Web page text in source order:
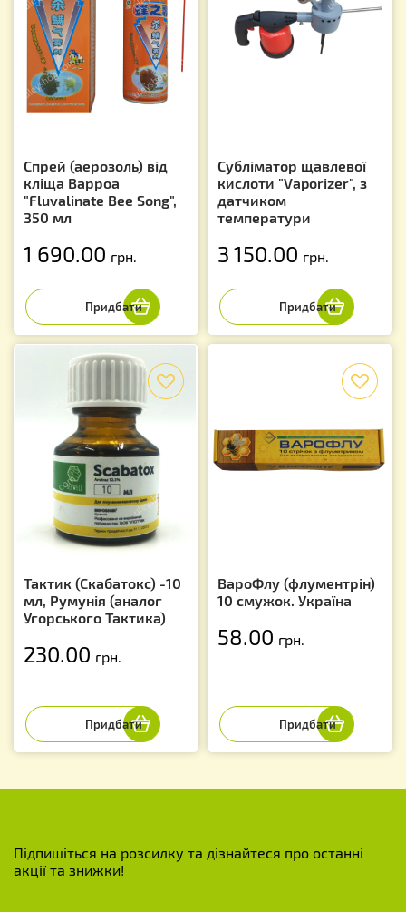
Спрей (аерозоль) від
кліща Варроа
"Fluvalinate Bee Song",
350 мл
1 690.00 грн.
Субліматор щавлевої
кислоти "Vaporizer", з
датчиком
температури
3 150.00 грн.
Тактик (Скабатокс) -10
мл, Румунія (аналог
Угорського Тактика)
230.00 грн.
ВароФлу (флументрін)
10 смужок. Україна
58.00 грн.
Підпишіться на розсилку та дізнайтеся про останні
акції та знижки!